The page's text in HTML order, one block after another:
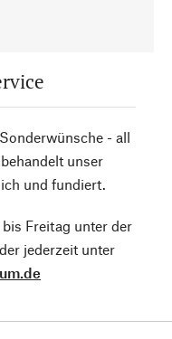
- all
unser
und fundiert.
Freitag unter der
jederzeit unter